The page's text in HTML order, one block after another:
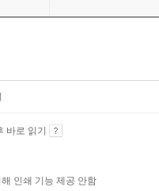
바로 읽기
인쇄 기능 제공 안함